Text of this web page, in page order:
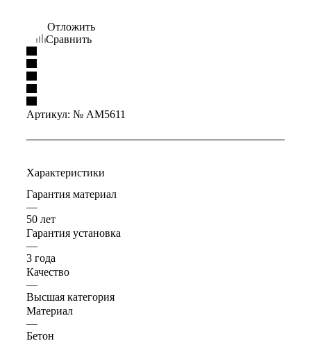
Отложить
Сравнить
Артикул: № AM5611
Характеристики
Гарантия материал
—
50 лет
Гарантия установка
—
3 года
Качество
—
Высшая категория
Материал
—
Бетон